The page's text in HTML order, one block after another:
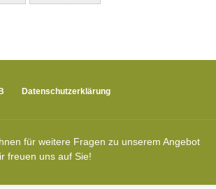
Datenschutzerklärung
für weitere Fragen zu unserem Angebot
freuen uns auf Sie!